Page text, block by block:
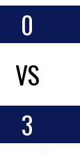
0
VS
3